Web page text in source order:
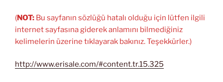
(NOT: Bu sayfanın sözlüğü hatalı olduğu için lütfen ilgili
internet sayfasına giderek anlamını bilmediğiniz
kelimelerin üzerine tıklayarak bakınız. Teşekkürler.)
http://www.erisale.com/#content.tr.15.325